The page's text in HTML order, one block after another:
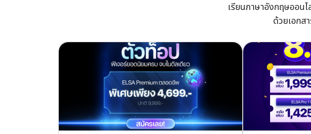
เรียนภาษาอังกฤษออน
ด้วยเอกส